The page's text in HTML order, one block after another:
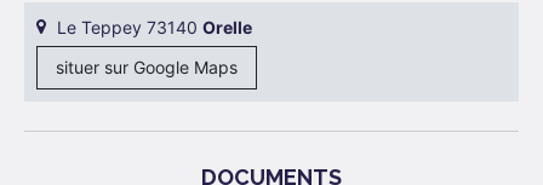
Le Teppey 73140 Orelle
situer sur Google Maps
DOCUMENTS